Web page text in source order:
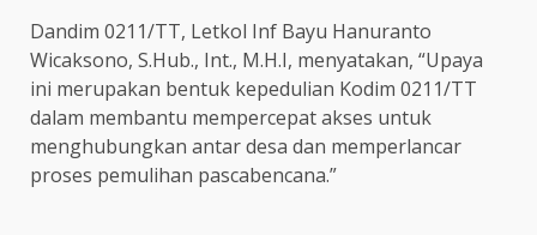
Dandim 0211/TT, Letkol Inf Bayu Hanuranto
Wicaksono, S.Hub., Int., M.H.I, menyatakan, “Upaya
ini merupakan bentuk kepedulian Kodim 0211/TT
dalam membantu mempercepat akses untuk
menghubungkan antar desa dan memperlancar
proses pemulihan pascabencana.”